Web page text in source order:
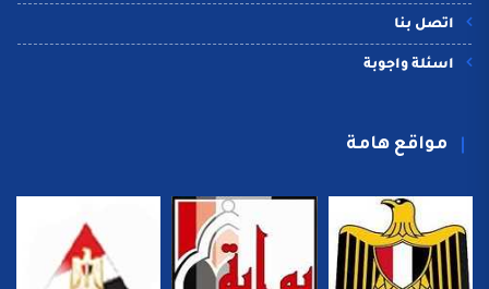
اتصل بنا
اسئلة واجوبة
مواقع هامة